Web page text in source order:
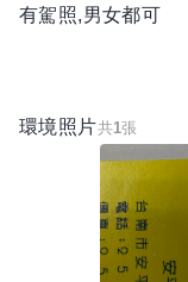
有駕照,男女都可
環境照片共1張